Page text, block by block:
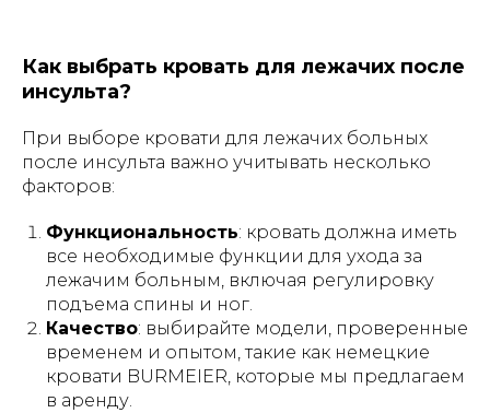
Как выбрать кровать для лежачих после
инсульта?
При выборе кровати для лежачих больных
после инсульта важно учитывать несколько
факторов:
Функциональность: кровать должна иметь
все необходимые функции для ухода за
лежачим больным, включая регулировку
подъема спины и ног.
Качество: выбирайте модели, проверенные
временем и опытом, такие как немецкие
кровати BURMEIER, которые мы предлагаем
в аренду.